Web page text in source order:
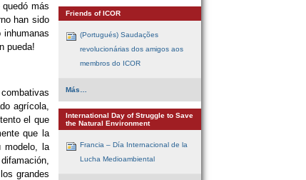
más
han sido
pueda!
agrícola,
el que
que la
modelo, la
grandes
Conference
Friends of ICOR
(Portugués) Saudações
revolucionárias dos amigos aos
membros do ICOR
Friends
-
Más…
International Day of Struggle to Save
the Natural Environment
Francia – Día Internacional de la
Lucha Medioambiental